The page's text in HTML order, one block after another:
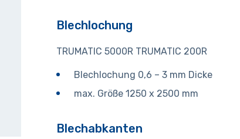
Blechlochung
TRUMATIC 5000R TRUMATIC 200R
Blechlochung 0,6 – 3 mm Dicke
max. Größe 1250 x 2500 mm
Blechabkanten